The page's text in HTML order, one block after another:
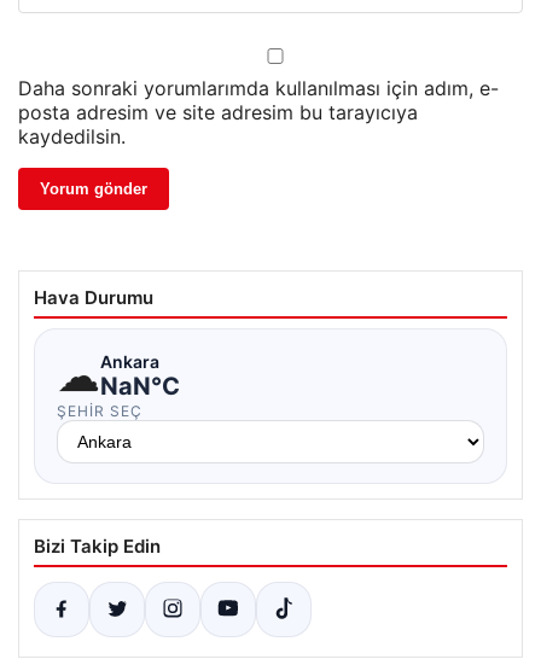
Daha sonraki yorumlarımda kullanılması için adım, e-
posta adresim ve site adresim bu tarayıcıya
kaydedilsin.
Hava Durumu
☁Ankara
NaN°C
ŞEHIR SEÇ
Bizi Takip Edin